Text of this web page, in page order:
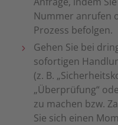
Nummer anrufen
Prozess befolgen.
Gehen Sie bei
sofortigen
(z. B.
„Überprüfung“
zu machen bzw.
Sie sich einen